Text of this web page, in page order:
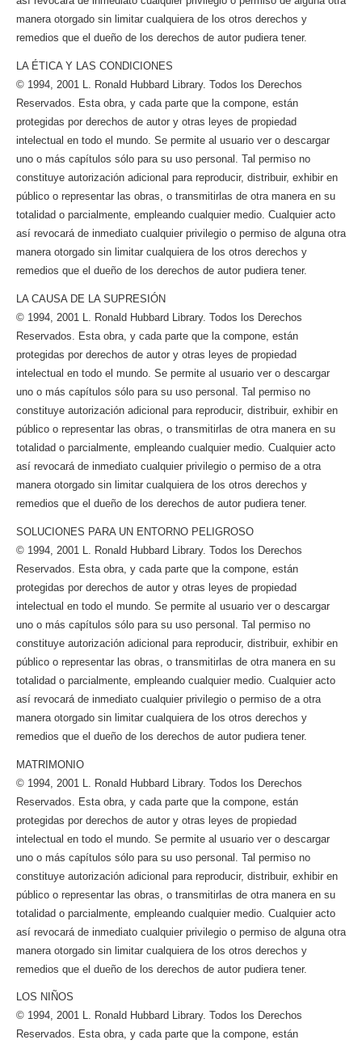
manera otorgado sin limitar cualquiera de los otros derechos y
remedios que el dueño de los derechos de autor pudiera tener.
LA ÉTICA Y LAS CONDICIONES
© 1994, 2001 L. Ronald Hubbard Library. Todos los Derechos
Reservados. Esta obra, y cada parte que la compone, están
protegidas por derechos de autor y otras leyes de propiedad
intelectual en todo el mundo. Se permite al usuario ver o descargar
uno o más capítulos sólo para su uso personal. Tal permiso no
constituye autorización adicional para reproducir, distribuir, exhibir en
público o representar las obras, o transmitirlas de otra manera en su
totalidad o parcialmente, empleando cualquier medio. Cualquier acto
así revocará de inmediato cualquier privilegio o permiso de alguna otra
manera otorgado sin limitar cualquiera de los otros derechos y
remedios que el dueño de los derechos de autor pudiera tener.
LA CAUSA DE LA SUPRESIÓN
© 1994, 2001 L. Ronald Hubbard Library. Todos los Derechos
Reservados. Esta obra, y cada parte que la compone, están
protegidas por derechos de autor y otras leyes de propiedad
intelectual en todo el mundo. Se permite al usuario ver o descargar
uno o más capítulos sólo para su uso personal. Tal permiso no
constituye autorización adicional para reproducir, distribuir, exhibir en
público o representar las obras, o transmitirlas de otra manera en su
totalidad o parcialmente, empleando cualquier medio. Cualquier acto
así revocará de inmediato cualquier privilegio o permiso de a otra
manera otorgado sin limitar cualquiera de los otros derechos y
remedios que el dueño de los derechos de autor pudiera tener.
SOLUCIONES PARA UN ENTORNO PELIGROSO
© 1994, 2001 L. Ronald Hubbard Library. Todos los Derechos
Reservados. Esta obra, y cada parte que la compone, están
protegidas por derechos de autor y otras leyes de propiedad
intelectual en todo el mundo. Se permite al usuario ver o descargar
uno o más capítulos sólo para su uso personal. Tal permiso no
constituye autorización adicional para reproducir, distribuir, exhibir en
público o representar las obras, o transmitirlas de otra manera en su
totalidad o parcialmente, empleando cualquier medio. Cualquier acto
así revocará de inmediato cualquier privilegio o permiso de a otra
manera otorgado sin limitar cualquiera de los otros derechos y
remedios que el dueño de los derechos de autor pudiera tener.
MATRIMONIO
© 1994, 2001 L. Ronald Hubbard Library. Todos los Derechos
Reservados. Esta obra, y cada parte que la compone, están
protegidas por derechos de autor y otras leyes de propiedad
intelectual en todo el mundo. Se permite al usuario ver o descargar
uno o más capítulos sólo para su uso personal. Tal permiso no
constituye autorización adicional para reproducir, distribuir, exhibir en
público o representar las obras, o transmitirlas de otra manera en su
totalidad o parcialmente, empleando cualquier medio. Cualquier acto
así revocará de inmediato cualquier privilegio o permiso de alguna otra
manera otorgado sin limitar cualquiera de los otros derechos y
remedios que el dueño de los derechos de autor pudiera tener.
LOS NIÑOS
© 1994, 2001 L. Ronald Hubbard Library. Todos los Derechos
Reservados. Esta obra, y cada parte que la compone, están